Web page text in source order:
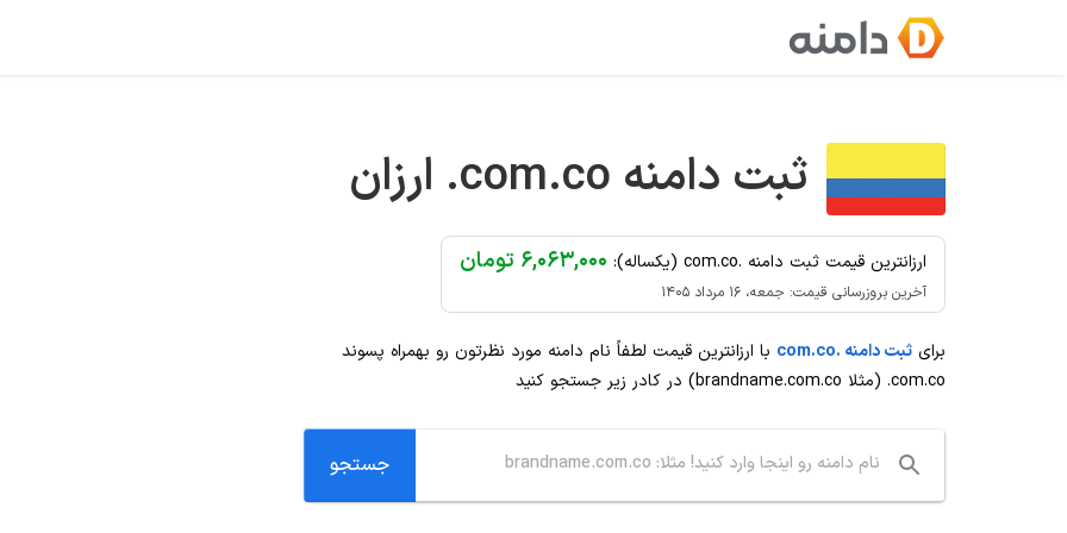
ثبت دامنه .com.co ارزان
ارزانترین قیمت ثبت دامنه .com.co (یکساله): ۶,۰۶۳,۰۰۰ تومان
آخرین بروزرسانی قیمت: جمعه، ۱۶ مرداد ۱۴۰۵
برای ثبت دامنه .com.co
با ارزانترین قیمت لطفاً نام دامنه مورد نظرتون رو بهمراه پسوند
.com.co (مثلا brandname.com.co) در کادر زیر جستجو کنید